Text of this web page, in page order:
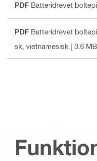
PDF Batteridrevet
PDF Batteridrevet
sk, vietnamesisk [ 3.6